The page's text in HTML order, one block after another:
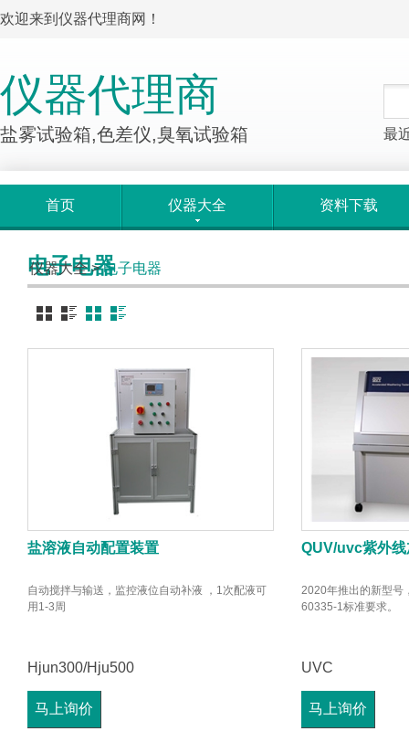
欢迎来到仪器代理商网！
仪器代理商
盐雾试验箱,色差仪,臭氧试验箱 最
首页 仪器大全 资料下载
仪器大全>电子电器
电子电器
盐溶液自动配置装置
自动搅拌与输送，监控液位自动补液 ，1次配液可
用1-3周
Hjun300/Hju500
马上询价
QUV/uvc紫外
2020年推出的新型号
60335-1标准要求。
UVC
马上询价